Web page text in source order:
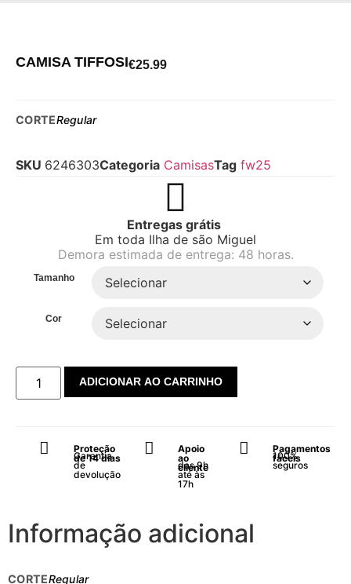
CAMISA TIFFOSI€25.99
CORTERegular
SKU 6246303Categoria CamisasTag fw25
Entregas grátis
Em toda Ilha de são Miguel
Demora estimada de entrega: 48 horas.
Tamanho
Cor
ADICIONAR AO CARRINHO
Proteção
de 14 dias
Garantia
de
devolução
Apoio
ao
cliente
das 9h
até às
17h
Pagamentos
fáceis
100%
seguros
Informação adicional
CORTERegular